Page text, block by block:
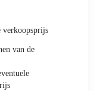
verkoopsprijs
van de